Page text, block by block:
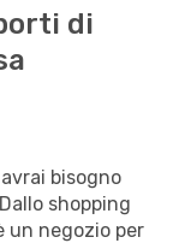
di
bisogno
shopping
un negozio per